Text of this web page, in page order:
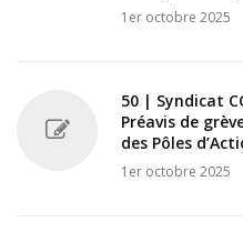
1er octobre 2025
50 | Syndicat
Préavis de
des Pôles
1er octobre 2025